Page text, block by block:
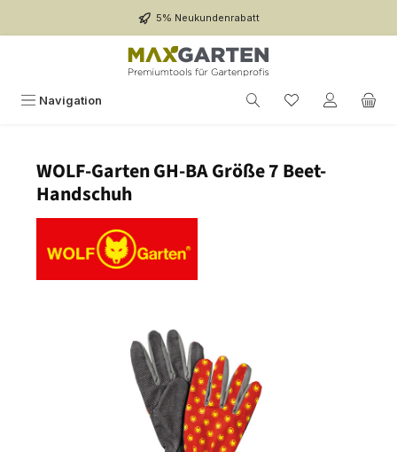
5% Neukundenrabatt
Navigation
WOLF-Garten GH-BA Größe 7 Beet-
Handschuh